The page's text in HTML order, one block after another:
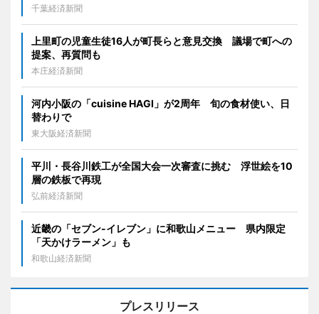
千葉経済新聞
上里町の児童生徒16人が町長らと意見交換 議場で町への
提案、再質問も
本庄経済新聞
河内小阪の「cuisine HAGI」が2周年 旬の食材使い、日
替わりで
東大阪経済新聞
平川・長谷川鉄工が全国大会一次審査に挑む 浮世絵を10
層の鉄板で再現
弘前経済新聞
近畿の「セブン-イレブン」に和歌山メニュー 県内限定
「天かけラーメン」も
和歌山経済新聞
プレスリリース